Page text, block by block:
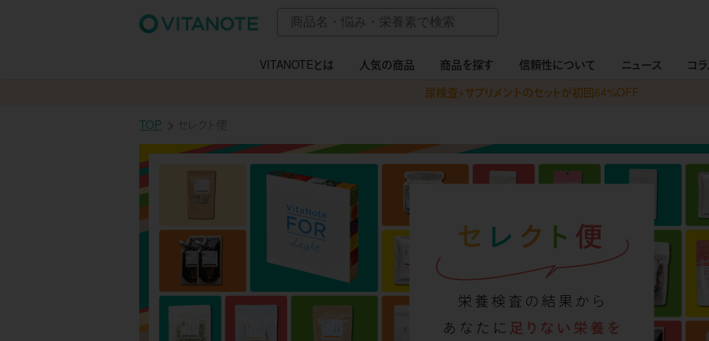
VITANOTEとは 人気の商品 商品を探す 信頼性について ニュース
コ
尿検査+サプリメントのセットが初回64%OFF
TOP